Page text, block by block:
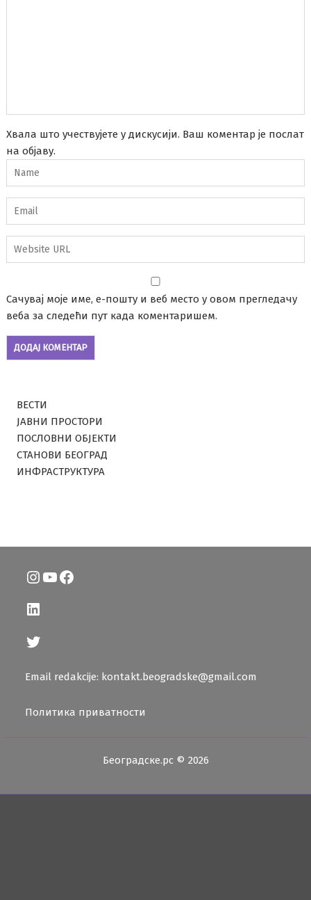
Хвала што учествујете у дискусији. Ваш коментар је послат
на објаву.
Сачувај моје име, е-пошту и веб место у овом прегледачу
веба за следећи пут када коментаришем.
ВЕСТИ
ЈАВНИ ПРОСТОРИ
ПОСЛОВНИ ОБЈЕКТИ
СТАНОВИ БЕОГРАД
ИНФРАСТРУКТУРА
Instagram
YouTube
Facebook
LinkedIn
Twitter
Email redakcije: kontakt.beogradske@gmail.com
Политика приватности
Београдске.рс © 2026